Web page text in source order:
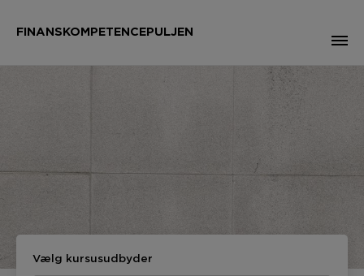
FINANSKOMPETENCEPULJEN
Vælg kursusudbyder